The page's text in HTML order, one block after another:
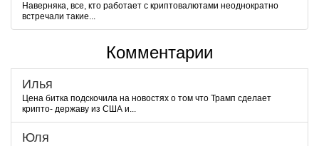
Наверняка, все, кто работает с криптовалютами неоднократно
встречали такие...
Комментарии
Илья
Цена битка подскочила на новостях о том что Трамп сделает
крипто- державу из США и...
Юля